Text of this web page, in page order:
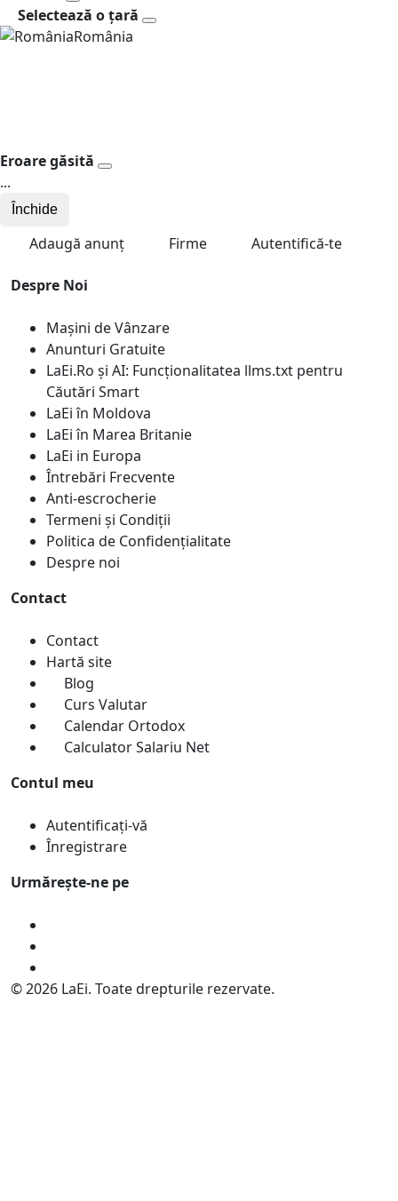
Selectează o țară
România
Eroare găsită
...
Închide
Adaugă anunț Firme Autentifică-te
Despre Noi
Mașini de Vânzare
Anunturi Gratuite
LaEi.Ro și AI: Funcționalitatea llms.txt pentru
Căutări Smart
LaEi în Moldova
LaEi în Marea Britanie
LaEi in Europa
Întrebări Frecvente
Anti-escrocherie
Termeni și Condiții
Politica de Confidențialitate
Despre noi
Contact
Contact
Hartă site
Blog
Curs Valutar
Calendar Ortodox
Calculator Salariu Net
Contul meu
Autentificați-vă
Înregistrare
Urmărește-ne pe
© 2026 LaEi. Toate drepturile rezervate.